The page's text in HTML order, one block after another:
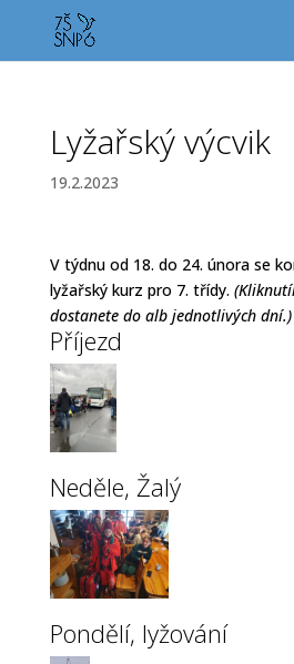
Lyžařský výcvik
19.2.2023
V týdnu od 18. do 24. února se
lyžařský kurz pro 7. třídy.
dostanete do alb jednotlivých dní.)
Příjezd
Neděle, Žalý
Pondělí, lyžování